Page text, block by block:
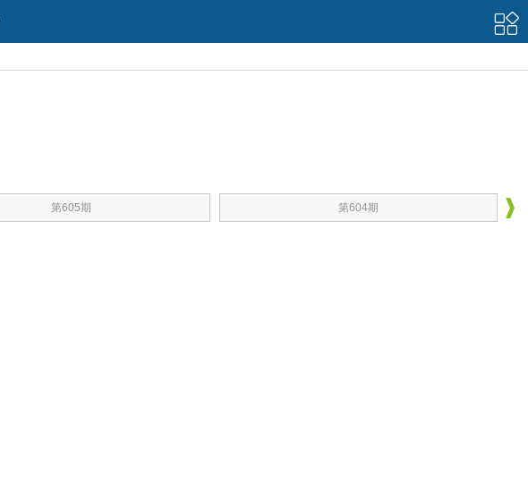
第605期 第604期